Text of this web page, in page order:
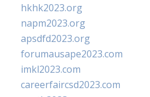
hkhk2023.org
napm2023.org
apsdfd2023.org
forumausape2023.com
imkl2023.com
careerfaircsd2023.com